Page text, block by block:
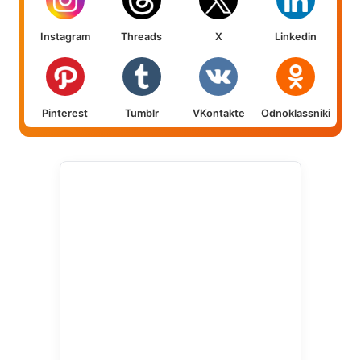
Instagram Threads X Linkedin
Pinterest Tumblr VKontakte Odnoklassniki